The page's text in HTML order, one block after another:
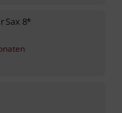
Sax 8*